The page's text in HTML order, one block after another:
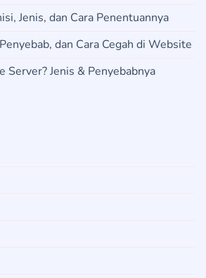
Jenis, dan Cara Penentuannya
dan Cara Cegah di Website
Server? Jenis & Penyebabnya